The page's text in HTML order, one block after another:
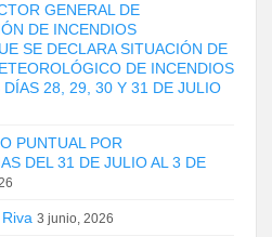
GENERAL DE
DE INCENDIOS
SE DECLARA SITUACIÓN DE
DE INCENDIOS
DÍAS 28, 29, 30 Y 31 DE JULIO
PUNTUAL POR
DEL 31 DE JULIO AL 3 DE
3 junio, 2026